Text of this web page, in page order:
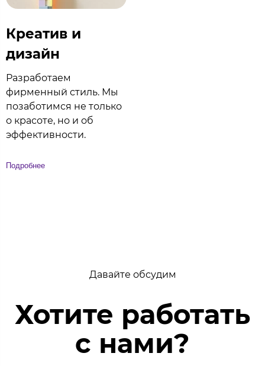
Креатив и
дизайн
Разработаем
фирменный стиль. Мы
позаботимся не только
о красоте, но и об
эффективности.
Подробнее
Давайте обсудим
Хотите работать
с нами?